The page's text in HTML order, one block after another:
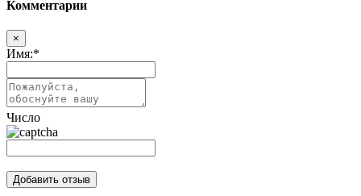
Комментарии
×
Имя:*
Число